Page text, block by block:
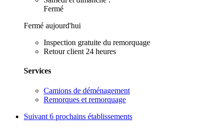
Fermé
Fermé aujourd'hui
Inspection gratuite du remorquage
Retour client 24 heures
Services
Camions de déménagement
Remorques et remorquage
Suivant 6 prochains établissements